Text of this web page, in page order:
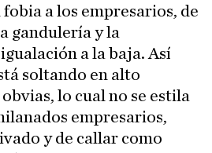
a los empresarios, de
gandulería y la
a la baja. Así
soltando en alto
lo cual no se estila
empresarios,
y de callar como